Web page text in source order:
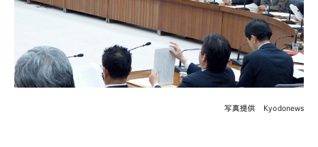
写真提供 Kyodonews